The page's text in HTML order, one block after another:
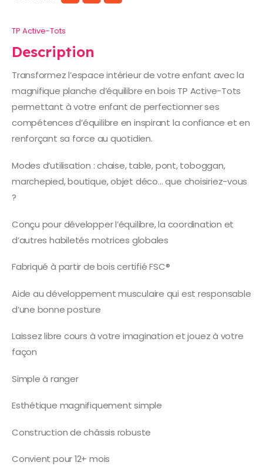
TP Active-Tots
Description
Transformez l’espace intérieur de votre enfant avec la
magnifique planche d’équilibre en bois TP Active-Tots
permettant à votre enfant de perfectionner ses
compétences d’équilibre en inspirant la confiance et en
renforçant sa force au quotidien.
Modes d’utilisation : chaise, table, pont, toboggan,
marchepied, boutique, objet déco… que choisiriez-vous
?
Conçu pour développer l’équilibre, la coordination et
d’autres habiletés motrices globales
Fabriqué à partir de bois certifié FSC®
Aide au développement musculaire qui est responsable
d’une bonne posture
Laissez libre cours à votre imagination et jouez à votre
façon
Simple à ranger
Esthétique magnifiquement simple
Construction de châssis robuste
Convient pour 12+ mois